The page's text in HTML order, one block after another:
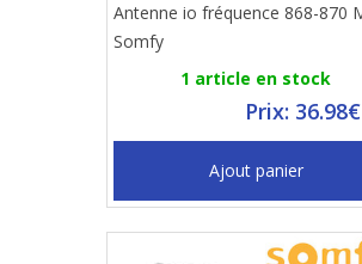
Antenne io fréquence 868-870
Somfy
1 article en stock
Prix:
Ajout panier